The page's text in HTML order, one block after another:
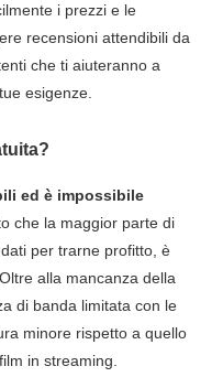
i prezzi e le
recensioni attendibili da
che ti aiuteranno a
esigenze.
ed è impossibile
che la maggior parte di
per trarne profitto, è
alla mancanza della
di banda limitata con le
minore rispetto a quello
in streaming.